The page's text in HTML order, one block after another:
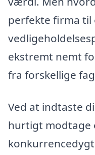
perfekte firma til
ekstremt nemt
fra forskellige
Ved at indtaste
hurtigt modtage